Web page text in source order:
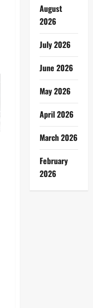
August
2026
July 2026
June 2026
May 2026
April 2026
March 2026
February
2026